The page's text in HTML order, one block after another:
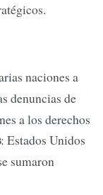
naciones a
denuncias de
a los derechos
: Estados Unidos
sumaron